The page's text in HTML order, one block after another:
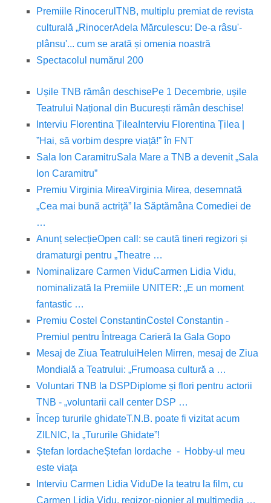
Premiile Rinocerul TNB, multiplu premiat de revista
culturală „RinocerAdela Mărculescu: De-a râsu'-
plânsu'... cum se arată și omenia noastră
Spectacolul numărul 200
Ușile TNB rămân deschisePe 1 Decembrie, ușile
Teatrului Național din București rămân deschise!
Interviu Florentina Țilea Interviu Florentina Țilea |
”Hai, să vorbim despre viață!” în FNT
Sala Ion CaramitruSala Mare a TNB a devenit „Sala
Ion Caramitru”
Premiu Virginia MireaVirginia Mirea, desemnată
„Cea mai bună actriță” la Săptămâna Comediei de
…
Anunț selecțieOpen call: se caută tineri regizori și
dramaturgi pentru „Theatre …
Nominalizare Carmen ViduCarmen Lidia Vidu,
nominalizată la Premiile UNITER: „E un moment
fantastic …
Premiu Costel ConstantinCostel Constantin -
Premiul pentru Întreaga Carieră la Gala Gopo
Mesaj de Ziua TeatruluiHelen Mirren, mesaj de Ziua
Mondială a Teatrului: „Frumoasa cultură a …
Voluntari TNB la DSPDiplome și flori pentru actorii
TNB - „voluntarii call center DSP …
Încep tururile ghidateT.N.B. poate fi vizitat acum
ZILNIC, la „Tururile Ghidate”!
Ștefan IordacheȘtefan Iordache - Hobby-ul meu
este viaţa
Interviu Carmen Lidia ViduDe la teatru la film, cu
Carmen Lidia Vidu, regizor-pionier al multimedia …